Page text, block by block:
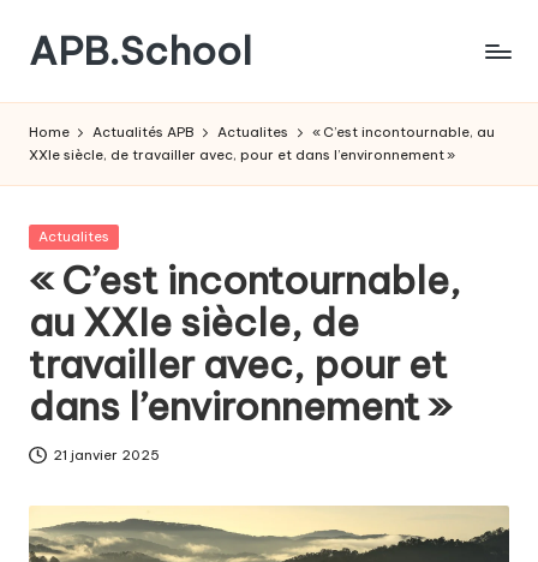
Skip
content
APB.School
complet
Post-
Bac
Home Actualités APB Actualites
« C’est incontournable, au
XXIe siècle, de travailler avec, pour et dans l’environnement »
Posted
Actualites
« C’est incontournable,
au XXIe siècle, de
travailler avec, pour et
dans l’environnement »
21 janvier 2025